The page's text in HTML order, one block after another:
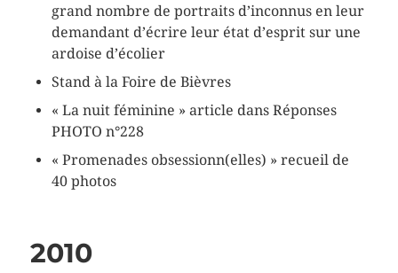
grand nombre de portraits d’inconnus en leur
demandant d’écrire leur état d’esprit sur une
ardoise d’écolier
Stand à la Foire de Bièvres
« La nuit féminine » article dans Réponses
PHOTO n°228
« Promenades obsessionn(elles) » recueil de
40 photos
2010